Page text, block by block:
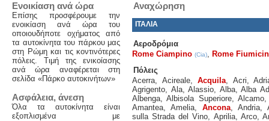
Αναχώρηση
ΙΤΑΛΊΑ
Αεροδρόμια
Rome Ciampino (Cia), Rome
Πόλεις
Acerra, Acireale, Acquila, Acri,
Agrigento, Ala,Alassio, Alba,Alba
Albenga,Albisola Superiore,Alcamo
Amantea, Amelia, Ancona, Andria,
sulla Strada del Vino, Aprilia, Arco,
Ενοικίαση ανά ώρα
Επίσης προσφέρουμε την
ενοικίαση ανά ώρα του
οποιουδήποτε οχήματος από
τα αυτοκίνητα του πάρκου μας
στη Ρώμη και τις κοντινότερες
πόλεις. Τιμή της ενικοίασης
ανά ώρα αναφέρεται στη
σελίδα «Πάρκο αυτοκινήτων»
Ασφάλεια, άνεση
Όλα τα αυτοκίνητα είναι
εξοπλισμένα με